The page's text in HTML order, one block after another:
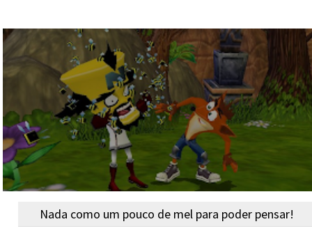
Nada como um pouco de mel para poder pensar!